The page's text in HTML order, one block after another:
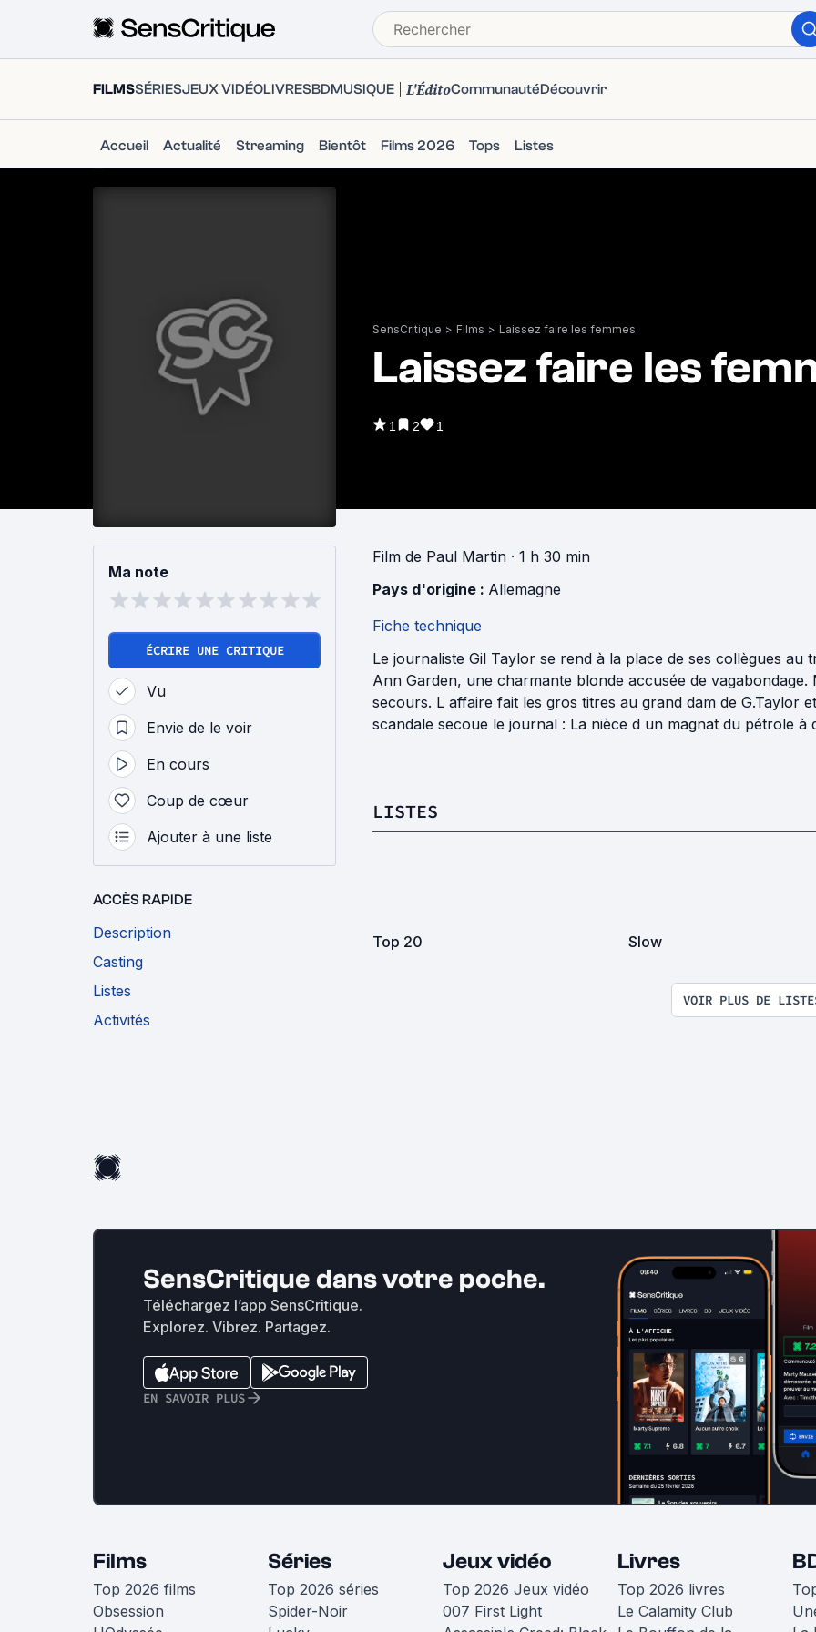
FILMSSÉRIESJEUX VIDÉOLIVRESBDMUSIQUE L'ÉditoCommunautéDécouvrir
Accueil Actualité Streaming Bientôt Films 2026 Tops Listes
SensCritique > Films > Laissez faire les femmes
Laissez faire les
1 2 1
Ma note
ÉCRIRE UNE CRITIQUE
Vu
Envie de le voir
En cours
Coup de cœur
Ajouter à une liste
ACCÈS RAPIDE
Description
Casting
Listes
Activités
Film de Paul Martin · 1 h 30 min
Pays d'origine : Allemagne
Fiche technique
Le journaliste Gil Taylor se rend à la place de ses collègues
Ann Garden, une charmante blonde accusée de
secours. L affaire fait les gros titres au grand dam de G.Taylor
scandale secoue le journal : La nièce d un magnat du pétrole à
LISTES
Top 20 Slow
VOIR PLUS DE
SensCritique dans votre poche.
Téléchargez l’app SensCritique.
Explorez. Vibrez. Partagez.
EN SAVOIR PLUS
Films
Top 2026 films
Obsession
Séries
Top 2026 séries
Spider-Noir
Jeux vidéo
Top 2026 Jeux vidéo
007 First Light
Livres
Top 2026 livres
Le Calamity Club